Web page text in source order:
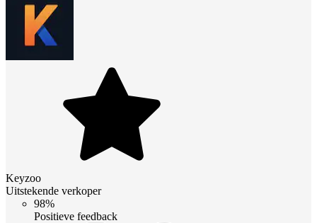
Keyzoo
Uitstekende verkoper
98%
Positieve feedback